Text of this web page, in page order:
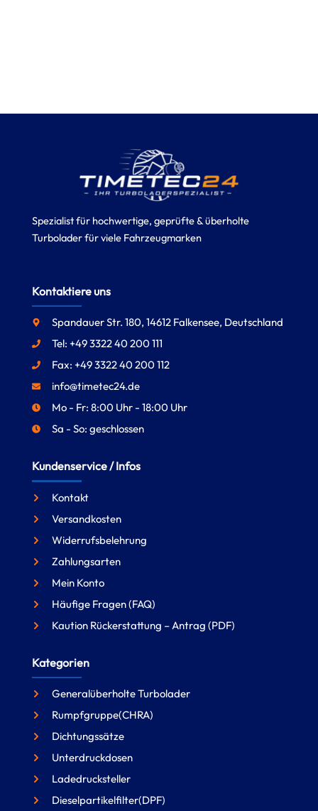
Spezialist für hochwertige, geprüfte & überholte
Turbolader für viele Fahrzeugmarken
Kontaktiere uns
Spandauer Str. 180, 14612 Falkensee, Deutschland
Tel: +49 3322 40 200 111
Fax: +49 3322 40 200 112
info@timetec24.de
Mo - Fr: 8:00 Uhr - 18:00 Uhr
Sa - So: geschlossen
Kundenservice / Infos
Kontakt
Versandkosten
Widerrufsbelehrung
Zahlungsarten
Mein Konto
Häufige Fragen (FAQ)
Kaution Rückerstattung – Antrag (PDF)
Kategorien
Generalüberholte Turbolader
Rumpfgruppe(CHRA)
Dichtungssätze
Unterdruckdosen
Ladedrucksteller
Dieselpartikelfilter(DPF)